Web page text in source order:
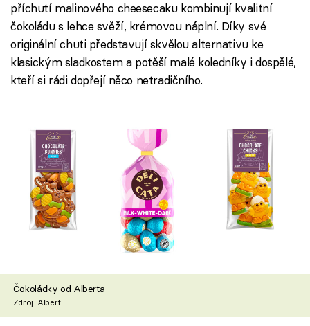
příchutí malinového cheesecaku kombinují kvalitní
čokoládu s lehce svěží, krémovou náplní. Díky své
originální chuti představují skvělou alternativu ke
klasickým sladkostem a potěší malé koledníky i dospělé,
kteří si rádi dopřejí něco netradičního.
Čokoládky od Alberta
Zdroj: Albert